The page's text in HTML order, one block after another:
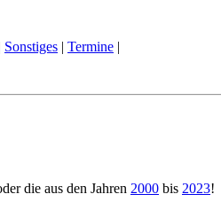
Sonstiges | Termine |
die aus den Jahren 2000 bis 2023!